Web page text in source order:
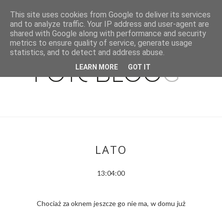
LATO
13:04:00
Chociaż za oknem jeszcze go nie ma, w domu już
This site uses cookies from Google to deliver its services
and to analyze traffic. Your IP address and user-agent are
shared with Google along with performance and security
metrics to ensure quality of service, generate usage
statistics, and to detect and address abuse.
LEARN MORE GOT IT